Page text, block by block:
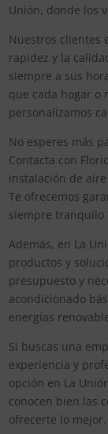
Unión, donde los
Nuestros clientes
rapidez y la
siempre a sus
que cada hogar o
personalizamos
No esperes más
Contacta con
instalación de
Te ofrecemos
siempre tranquilo
Además, en La
productos y
presupuesto y
acondicionado
energías
Si buscas una
experiencia y
opción en La
conocen bien las
ofrecerte lo mejor.